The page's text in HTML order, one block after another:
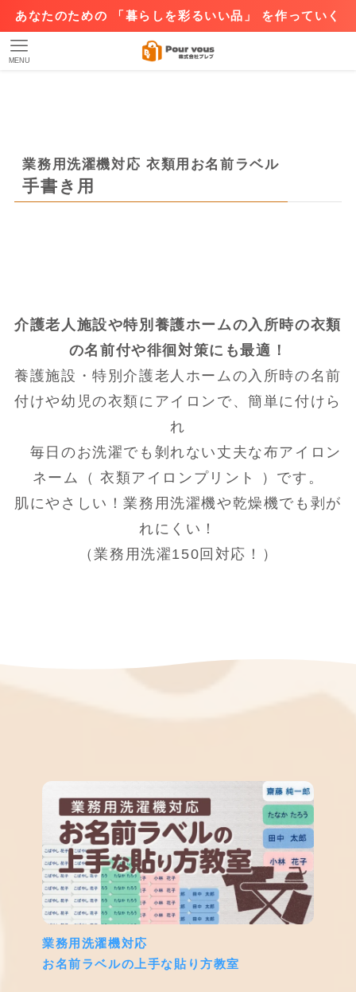
あなたのための 「暮らしを彩るいい品」 を作っていく
MENU
業務用洗濯機対応 衣類用お名前ラベル
手書き用
介護老人施設や特別養護ホームの入所時の衣類
の名前付や徘徊対策にも最適！
養護施設・特別介護老人ホームの入所時の名前
付けや幼児の衣類にアイロンで、簡単に付けら
れ
毎日のお洗濯でも剝れない丈夫な布アイロン
ネーム（ 衣類アイロンプリント ）です。
肌にやさしい！業務用洗濯機や乾燥機でも剥が
れにくい！
（業務用洗濯150回対応！）
業務用洗濯機対応
お名前ラベルの上手な貼り方教室